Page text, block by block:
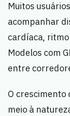
Muitos
acompanhar
cardíaca,
Modelos com
entre
O crescimento
meio à